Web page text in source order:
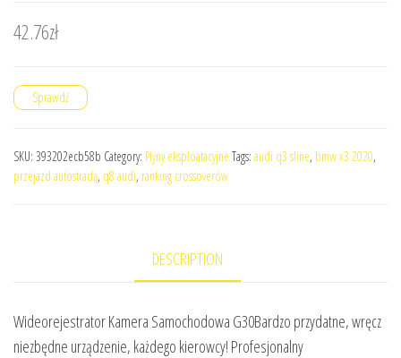
42.76zł
Sprawdź
SKU: 393202ecb58b Category: Płyny eksploatacyjne Tags: audi q3 sline, bmw x3 2020,
przejazd autostradą, q8 audi, ranking crossoverów
DESCRIPTION
Wideorejestrator Kamera Samochodowa G30Bardzo przydatne, wręcz
niezbędne urządzenie, każdego kierowcy! Profesjonalny